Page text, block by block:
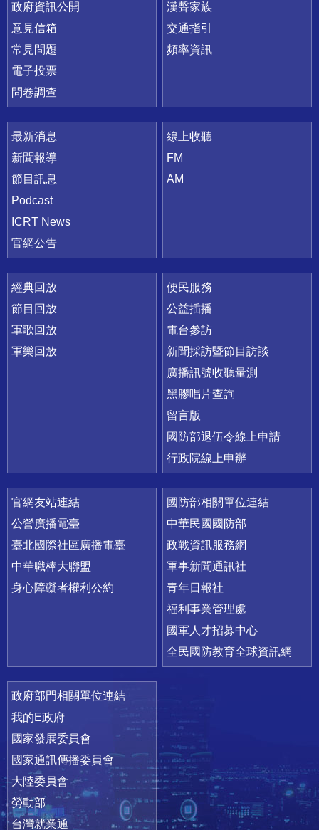
政府資訊公開
意見信箱
常見問題
電子投票
問卷調查
漢聲家族
交通指引
頻率資訊
最新消息
新聞報導
節目訊息
Podcast
ICRT News
官網公告
線上收聽
FM
AM
經典回放
節目回放
軍歌回放
軍樂回放
便民服務
公益插播
電台參訪
新聞採訪暨節目訪談
廣播訊號收聽量測
黑膠唱片查詢
留言版
國防部退伍令線上申請
行政院線上申辦
官網友站連結
公營廣播電臺
臺北國際社區廣播電臺
中華職棒大聯盟
身心障礙者權利公約
國防部相關單位連結
中華民國國防部
政戰資訊服務網
軍事新聞通訊社
青年日報社
福利事業管理處
國軍人才招募中心
全民國防教育全球資訊網
政府部門相關單位連結
我的E政府
國家發展委員會
國家通訊傳播委員會
大陸委員會
勞動部
台灣就業通